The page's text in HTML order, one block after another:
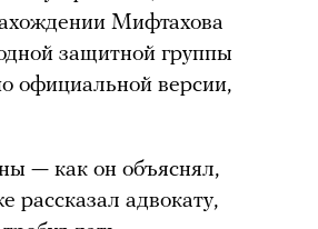
Мифтахова
защитной группы
официальной версии,
— как он объяснял,
рассказал адвокату,